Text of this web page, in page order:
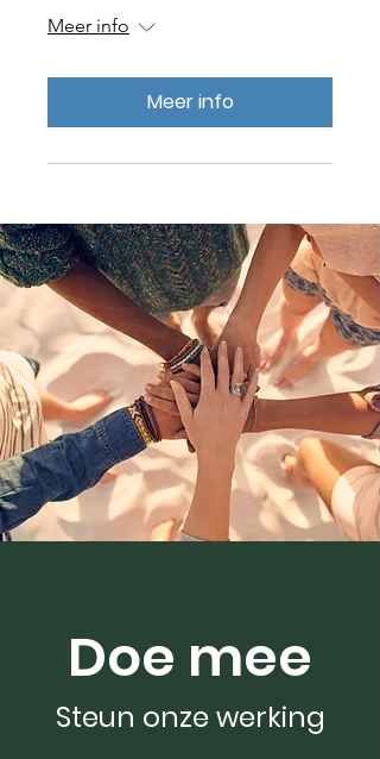
Meer info
Meer info
Doe mee
Steun onze werking